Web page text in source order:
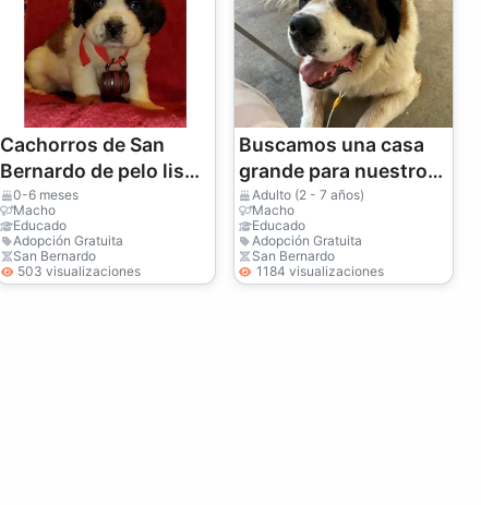
Cachorros de San
Bernardo de pelo liso
y áspero
0-6 meses
Macho
Educado
Adopción Gratuita
San Bernardo
503 visualizaciones
Buscamos una casa
grande para nuestro
San Bernardo.
Adulto (2 - 7 años)
Macho
Educado
Adopción Gratuita
San Bernardo
1184 visualizaciones